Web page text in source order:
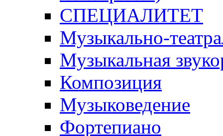
СПЕЦИАЛИТЕТ
Музыкально-
Музыкальная
Композиция
Музыковедение
Фортепиано